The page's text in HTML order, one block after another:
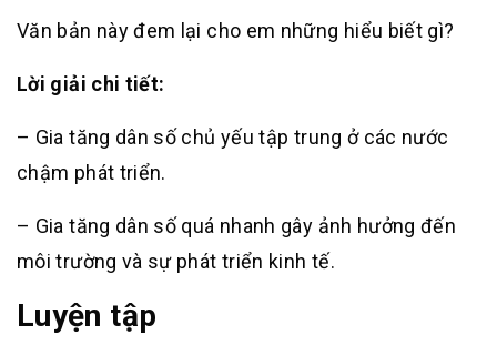
Văn bản này đem lại cho em những hiểu biết gì?
Lời giải chi tiết:
– Gia tăng dân số chủ yếu tập trung ở các nước
chậm phát triển.
– Gia tăng dân số quá nhanh gây ảnh hưởng đến
môi trường và sự phát triển kinh tế.
Luyện tập